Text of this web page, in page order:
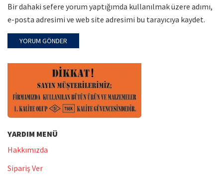
Bir dahaki sefere yorum yaptığımda kullanılmak üzere adımı,
e-posta adresimi ve web site adresimi bu tarayıcıya kaydet.
YARDIM MENÜ
Hakkımızda
Sipariş Ver